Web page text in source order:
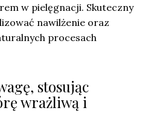
w pielęgnacji. Skuteczny
nawilżenie oraz
procesach
stosując
wrażliwą i